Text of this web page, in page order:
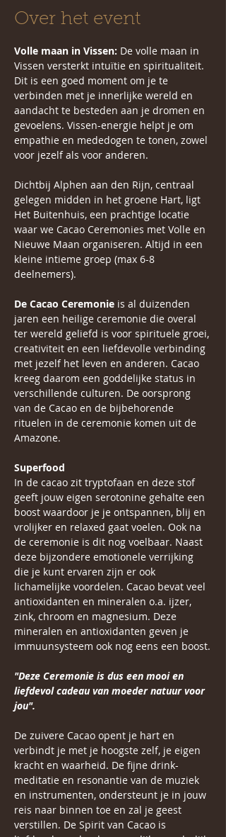
Over het event
Volle maan in Vissen: De volle maan in
Vissen versterkt intuïtie en spiritualiteit.
Dit is een goed moment om je te
verbinden met je innerlijke wereld en
aandacht te besteden aan je dromen en
gevoelens. Vissen-energie helpt je om
empathie en mededogen te tonen, zowel
voor jezelf als voor anderen.
Dichtbij Alphen aan den Rijn, centraal
gelegen midden in het groene Hart, ligt
Het Buitenhuis, een prachtige locatie
waar we Cacao Ceremonies met Volle en
Nieuwe Maan organiseren. Altijd in een
kleine intieme groep (max 6-8
deelnemers).
De Cacao Ceremonie is al duizenden
jaren een heilige ceremonie die overal
ter wereld geliefd is voor spirituele groei,
creativiteit en een liefdevolle verbinding
met jezelf het leven en anderen. Cacao
kreeg daarom een goddelijke status in
verschillende culturen. De oorsprong
van de Cacao en de bijbehorende
rituelen in de ceremonie komen uit de
Amazone.
Superfood
In de cacao zit tryptofaan en deze stof
geeft jouw eigen serotonine gehalte een
boost waardoor je je ontspannen, blij en
vrolijker en relaxed gaat voelen. Ook na
de ceremonie is dit nog voelbaar. Naast
deze bijzondere emotionele verrijking
die je kunt ervaren zijn er ook
lichamelijke voordelen. Cacao bevat veel
antioxidanten en mineralen o.a. ijzer,
zink, chroom en magnesium. Deze
mineralen en antioxidanten geven je
immuunsysteem ook nog eens een boost.
"Deze Ceremonie is dus een mooi en
liefdevol cadeau van moeder natuur voor
jou".
De zuivere Cacao opent je hart en
verbindt je met je hoogste zelf, je eigen
kracht en waarheid. De fijne drink-
meditatie en resonantie van de muziek
en instrumenten, ondersteunt je in jouw
reis naar binnen toe en zal je geest
verstillen. De Spirit van Cacao is